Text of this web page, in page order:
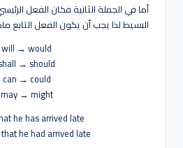
البسيط لذا يجب أن يكون الفعل التابع
will → would
→ should
can → could
may → might
he has arrived late.
he had arrived late.